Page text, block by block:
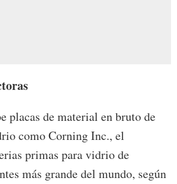
placas de material en bruto de
como Corning Inc., el
primas para vidrio de
más grande del mundo, según